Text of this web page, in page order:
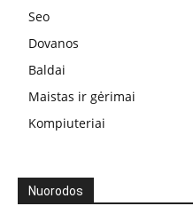
Seo
Dovanos
Baldai
Maistas ir gėrimai
Kompiuteriai
Nuorodos